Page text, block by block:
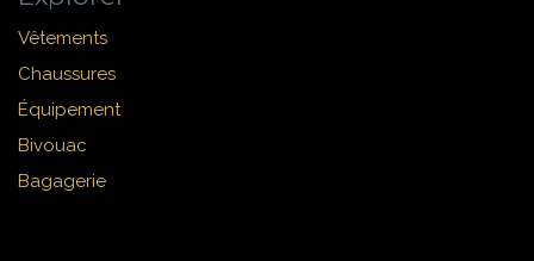
Vêtements
Chaussures
Équipement
Bivouac
Bagagerie